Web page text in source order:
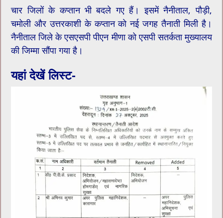
चार जिलों के कप्तान भी बदले गए हैं। इसमें नैनीताल, पौड़ी,
चमोली और उत्तरकाशी के कप्तान को नई जगह तैनाती मिली है।
नैनीताल जिले के एसएसपी पीएन मीणा को एसपी सतर्कता मुख्यालय
की जिम्मा सौंपा गया है।
यहां देखें लिस्ट-